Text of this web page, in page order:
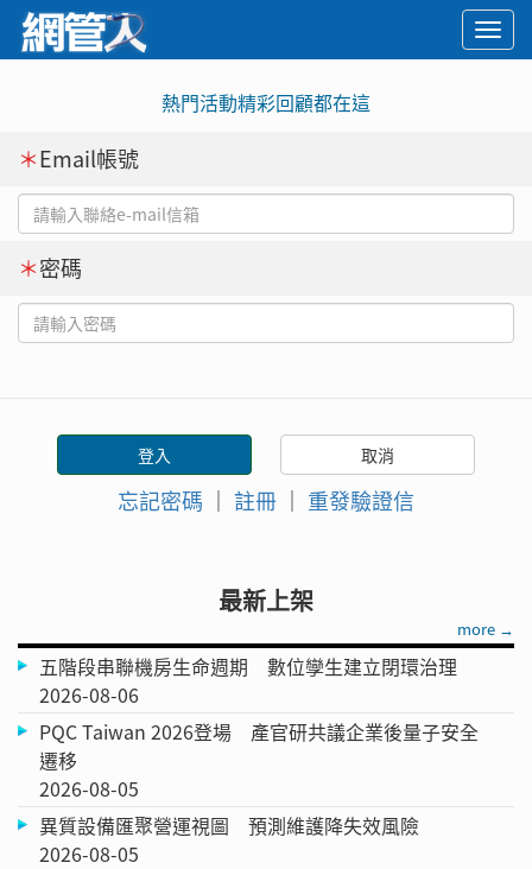
熱門活動精彩回顧都在這
＊Email帳號
＊密碼
忘記密碼 ｜ 註冊 ｜ 重發驗證信
最新上架
more →
五階段串聯機房生命週期 數位孿生建立閉環治理
2026-08-06
PQC Taiwan 2026登場 產官研共議企業後量子安全
遷移
2026-08-05
異質設備匯聚營運視圖 預測維護降失效風險
2026-08-05